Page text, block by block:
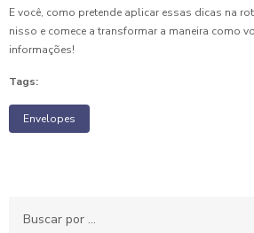
E você, como pretende aplicar essas dicas na
nisso e comece a transformar a maneira como
informações!
Tags:
Envelopes